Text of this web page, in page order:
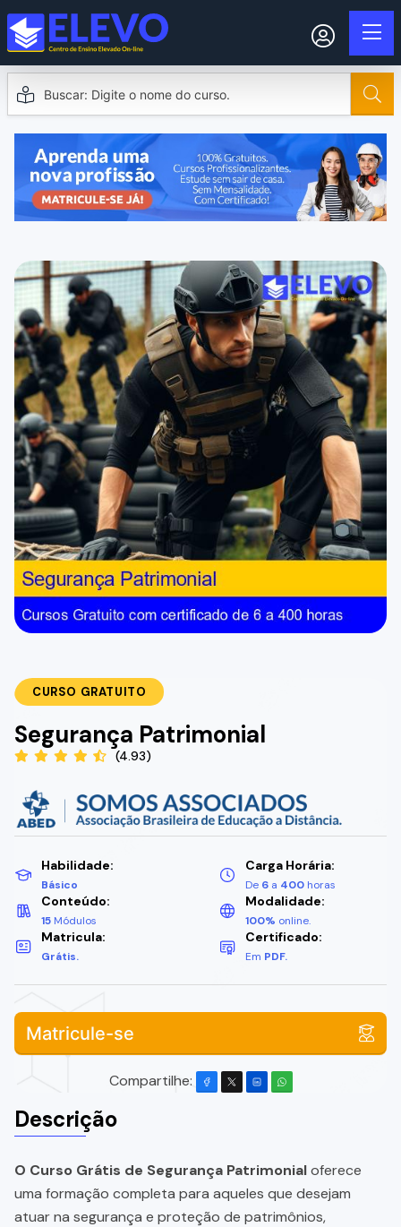
CURSO GRATUITO
Segurança Patrimonial
(4.93)
Habilidade:
Básico
Carga Horária:
De 6 a 400 horas
Conteúdo:
15 Módulos
Modalidade:
100% online.
Matricula:
Grátis.
Certificado:
Em PDF.
Matricule-se
Compartilhe:
Descrição
O Curso Grátis de Segurança Patrimonialoferece
uma formação completa para aqueles que desejam
atuar na segurança e proteção de patrimônios,